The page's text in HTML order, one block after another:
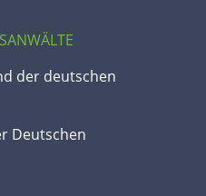
der deutschen
Deutschen